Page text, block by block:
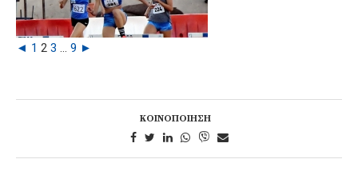
◄ 1 2 3 ... 9 ►
ΚΟΙΝΟΠΟΊΗΣΗ